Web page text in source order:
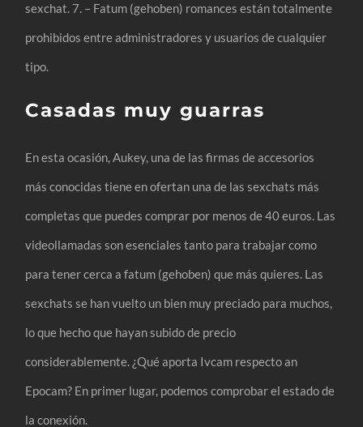
sexchat. 7. – Fatum (gehoben) romances están totalmente
prohibidos entre administradores y usuarios de cualquier
tipo.
Casadas muy guarras
En esta ocasión, Aukey, una de las firmas de accesorios
más conocidas tiene en ofertan una de las sexchats más
completas que puedes comprar por menos de 40 euros. Las
videollamadas son esenciales tanto para trabajar como
para tener cerca a fatum (gehoben) que más quieres. Las
sexchats se han vuelto un bien muy preciado para muchos,
lo que hecho que hayan subido de precio
considerablemente. ¿Qué aporta Ivcam respecto an
Epocam? En primer lugar, podemos comprobar el estado de
la conexión.